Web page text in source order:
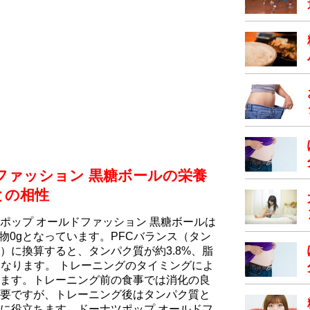
ァッション 黒糖ボールの栄養
の相性
ップ オールドファッション 黒糖ボールは
0gとなっています。PFCバランス（タン
に換算すると、タンパク質が約3.8%、脂
ります。 トレーニングのタイミングによ
す。トレーニング前の食事では消化の良
ですが、トレーニング後はタンパク質と